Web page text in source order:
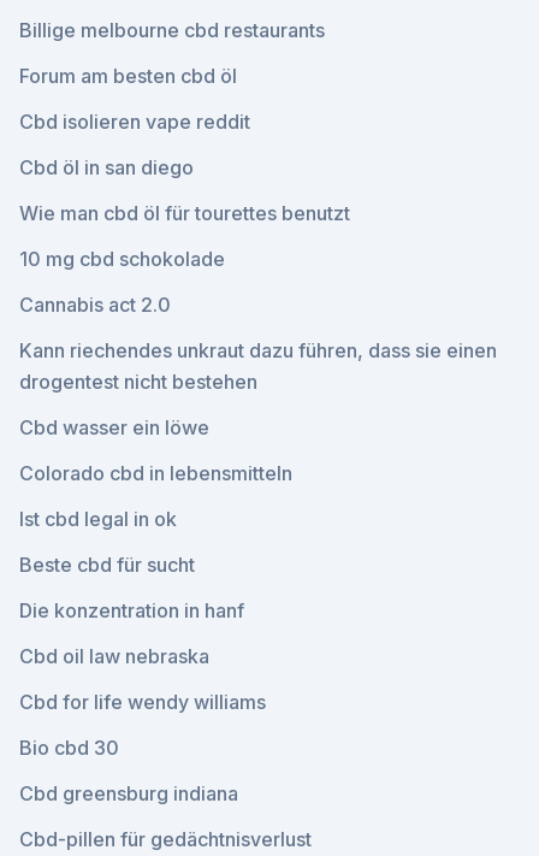
Billige melbourne cbd restaurants
Forum am besten cbd öl
Cbd isolieren vape reddit
Cbd öl in san diego
Wie man cbd öl für tourettes benutzt
10 mg cbd schokolade
Cannabis act 2.0
Kann riechendes unkraut dazu führen, dass sie einen
drogentest nicht bestehen
Cbd wasser ein löwe
Colorado cbd in lebensmitteln
Ist cbd legal in ok
Beste cbd für sucht
Die konzentration in hanf
Cbd oil law nebraska
Cbd for life wendy williams
Bio cbd 30
Cbd greensburg indiana
Cbd-pillen für gedächtnisverlust